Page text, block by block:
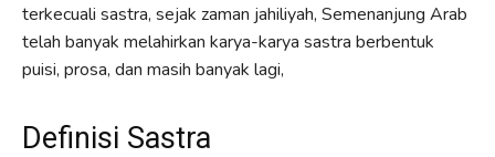
terkecuali sastra, sejak zaman jahiliyah, Semenanjung Arab
telah banyak melahirkan karya-karya sastra berbentuk
puisi, prosa, dan masih banyak lagi,
Definisi Sastra